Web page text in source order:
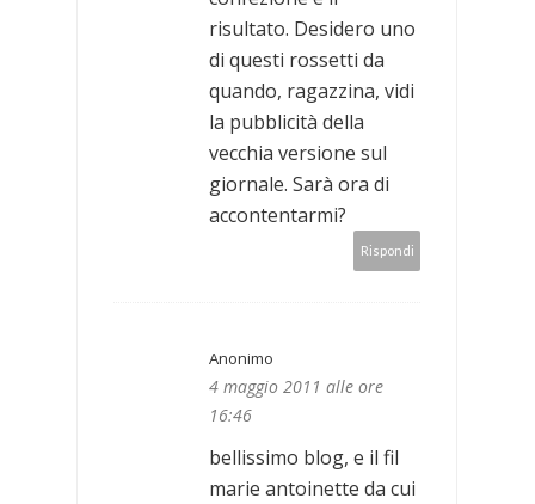
risultato. Desidero uno
di questi rossetti da
quando, ragazzina, vidi
la pubblicità della
vecchia versione sul
giornale. Sarà ora di
accontentarmi?
Rispondi
Anonimo
4 maggio 2011 alle ore
16:46
bellissimo blog, e il fil
marie antoinette da cui